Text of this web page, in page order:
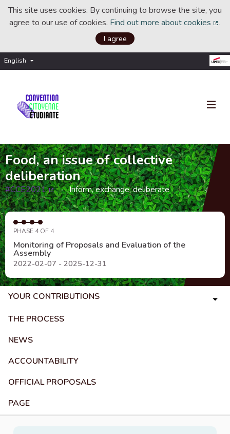
This site uses cookies. By continuing to browse the site, you
agree to our use of cookies. Find out more about cookies .
I agree
English Choisir la langue
Food, an issue of collective
deliberation
#CCE2021
(External link)
Inform, exchange, deliberate
PHASE 4 OF 4
Monitoring of Proposals and Evaluation of the
Assembly
2022-02-07 - 2025-12-31
YOUR CONTRIBUTIONS
THE PROCESS
NEWS
ACCOUNTABILITY
OFFICIAL PROPOSALS
PAGE